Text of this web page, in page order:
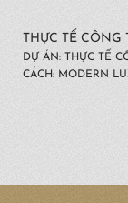
THỰC TẾ CÔNG
DỰ ÁN: THỰC TẾ
CÁCH: MODERN